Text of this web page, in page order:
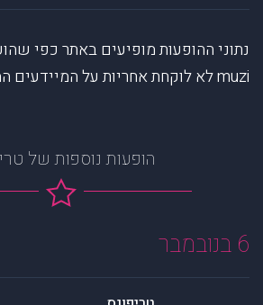
נתוני ההופעות מופיעים באתר כפי
muzi לא לוקחת אחריות על המיידעים המוצגים.
הופעות נוספות של
6 בנובמבר